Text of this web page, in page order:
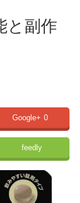
と副作
Google+ 0
feedly